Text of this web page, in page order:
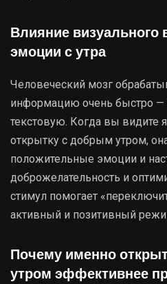
Влияние визуального
эмоции с утра
Человеческий мозг
информацию очень быстро —
текстовую. Когда вы видите
открытку с добрым утром,
положительные эмоции и
доброжелательность и
стимул помогает
активный и позитивный
Почему именно
утром эффективнее